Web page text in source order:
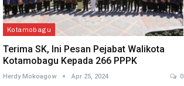
Kotamobagu
Terima SK, Ini Pesan Pejabat Walikota
Kotamobagu Kepada 266 PPPK
Herdy Mokoagow Apr 25, 2024 0